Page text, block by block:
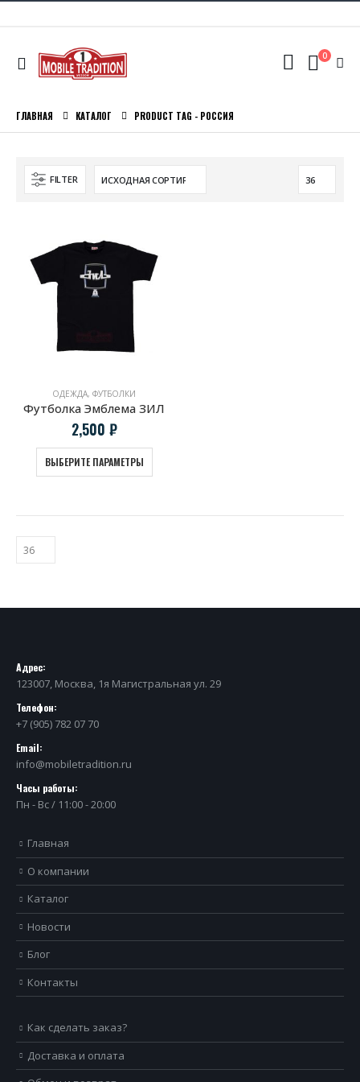
0
ГЛАВНАЯ КАТАЛОГ PRODUCT TAG - РОССИЯ
FILTER
ОДЕЖДА, ФУТБОЛКИ
Футболка Эмблема ЗИЛ
2,500 ₽
ВЫБЕРИТЕ ПАРАМЕТРЫ
Адрес:
123007, Москва, 1я Магистральная ул. 29
Телефон:
+7 (905) 782 07 70
Email:
info@mobiletradition.ru
Часы работы:
Пн - Вс / 11:00 - 20:00
Главная
О компании
Каталог
Новости
Блог
Контакты
Как сделать заказ?
Доставка и оплата